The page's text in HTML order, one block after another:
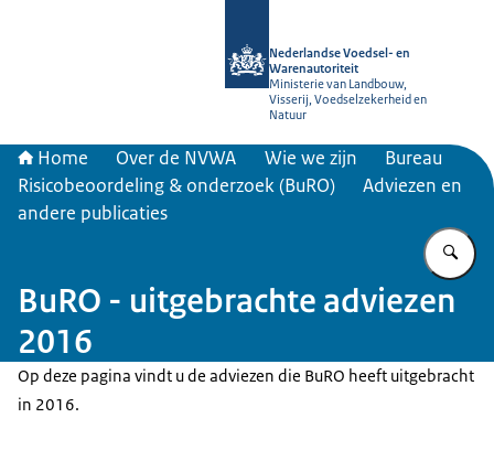
Nederlandse Voedsel- en
Warenautoriteit
Ministerie van Landbouw,
Visserij, Voedselzekerheid en
Natuur
Home Over de NVWA Wie we zijn
Bureau
Risicobeoordeling & onderzoek (BuRO)
Adviezen en
andere publicaties
BuRO - uitgebrachte adviezen
2016
Op deze pagina vindt u de adviezen die BuRO heeft uitgebracht
in 2016.